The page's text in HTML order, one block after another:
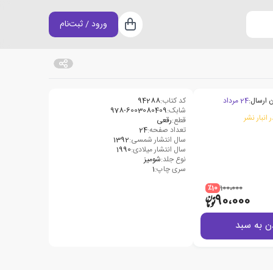
سبد خرید
ورود / ثبت‌نام
ارسال:24 مرداد
انبار نشر
100،000 ٪10
90،000
به سبد
کد کتاب:94288
شابک:978-6003080409
قطع:رقعی
تعداد صفحه:24
سال انتشار شمسی:1392
سال انتشار میلادی:1990
نوع جلد:شومیز
سری چاپ:1